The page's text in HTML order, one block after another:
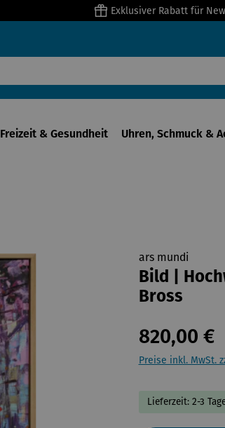
Exklusiver Rabatt für
Freizeit & Gesundheit Uhren, Schmuck &
ars mundi
Bild |
Bross
820,00 €
Preise inkl. MwSt.
Lieferzeit: 2-3